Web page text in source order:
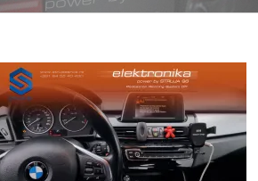
BMW 218d Elektronika – Pedestrian Warning
System Off